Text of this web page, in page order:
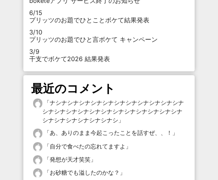
6/15
プリッツのお題でひとことボケて結果発表
3/10
プリッツのお題でひと言ボケて キャンペーン
3/9
干支でボケて2026 結果発表
最近のコメント
「ナシナシナシナシナシナシナシナシナシナシナシナ
シナシナシナシナシナシナシナシナシナシナシナシナ
シナシナシナシナシナシナシ 」
「あ、ありのまま今起こったことを話すぜ、、！ 」
「自分で食べたの忘れてますよ 」
「発想が天才笑笑 」
「お砂糖でも溢したのかな？ 」